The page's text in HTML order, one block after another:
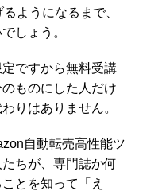
ようになるまで、
しょう。
ですから無料受講
ものにした人だけ
りはありません。
自動転売高性能ツ
ちが、専門誌か何
とを知って「え